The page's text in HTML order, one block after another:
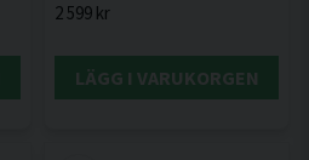
2 599 kr
LÄGG I VARUKORGEN